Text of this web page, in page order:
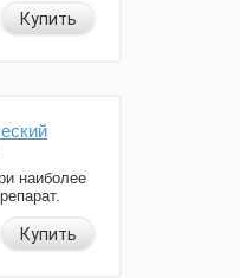
Купить
наиболее
Купить